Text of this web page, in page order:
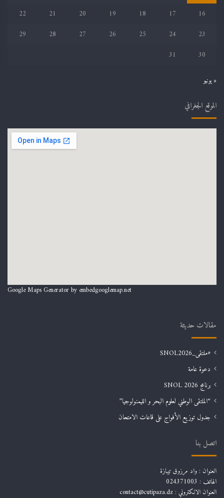
16
17
18
19
20
21
22
23
24
25
26
27
28
29
30
31
« يونيو
الموقع الجغرافي
Google Maps Generator by embedgooglemap.net
مقالات حديثة
#ملتقى_SNOL2026
دعوة عامة
برنامج SNOL 2026
“الملتقى الوطني لعلوم البحر و الليمنولوجيا”
جدول توزيع الأفواج على قاعات الامتحان
اتصل بنا
العنوان : واد مرزوق تيبازة
الهاتف : 024371003
العنوان الالكتروني : contact@cutipaza.dz